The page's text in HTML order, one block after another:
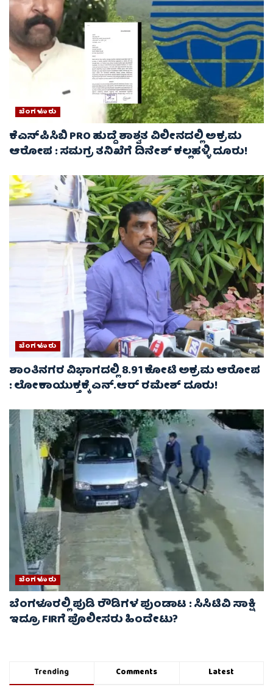
ಬೆಂಗಳೂರು
ಕೆಎಸ್‌ಪಿಸಿಬಿ PRO ಹುದ್ದೆ ಶಾಶ್ವತ ವಿಲೀನದಲ್ಲಿ ಅಕ್ರಮ
ಆರೋಪ : ಸಮಗ್ರ ತನಿಖೆಗೆ ದಿನೇಶ್ ಕಲ್ಲಹಳ್ಳಿ ದೂರು!
ಬೆಂಗಳೂರು
ಶಾಂತಿನಗರ ವಿಭಾಗದಲ್ಲಿ 8.91 ಕೋಟಿ ಅಕ್ರಮ ಆರೋಪ
: ಲೋಕಾಯುಕ್ತಕ್ಕೆ ಎನ್‌.ಆರ್‌ ರಮೇಶ್‌ ದೂರು!
ಬೆಂಗಳೂರು
ಬೆಂಗಳೂರಲ್ಲಿ ಪುಡಿ ರೌಡಿಗಳ ಪುಂಡಾಟ : ಸಿಸಿಟಿವಿ ಸಾಕ್ಷಿ
ಇದ್ರೂ FIRಗೆ ಪೊಲೀಸರು ಹಿಂದೇಟು?
Trending Comments Latest